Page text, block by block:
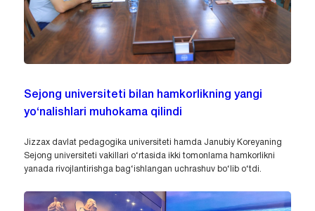
Sejong universiteti bilan hamkorlikning yangi
yo‘nalishlari muhokama qilindi
Jizzax davlat pedagogika universiteti hamda Janubiy Koreyaning
Sejong universiteti vakillari o‘rtasida ikki tomonlama hamkorlikni
yanada rivojlantirishga bag‘ishlangan uchrashuv bo‘lib o‘tdi.